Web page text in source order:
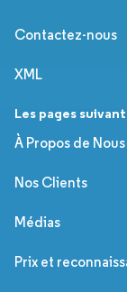
Contactez-nous
XML
Les pages
À Propos de Nous
Nos Clients
Médias
Prix et